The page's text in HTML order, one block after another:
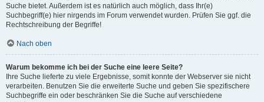
Suche bietet. Außerdem ist es natürlich auch möglich, dass Ihr(e)
Suchbegriff(e) hier nirgends im Forum verwendet wurden. Prüfen Sie ggf. die
Rechtschreibung der Begriffe!
Nach oben
Warum bekomme ich bei der Suche eine leere Seite?
Ihre Suche lieferte zu viele Ergebnisse, somit konnte der Webserver sie nicht
verarbeiten. Benutzen Sie die erweiterte Suche und geben Sie spezifischere
Suchbegriffe ein oder beschränken Sie die Suche auf verschiedene